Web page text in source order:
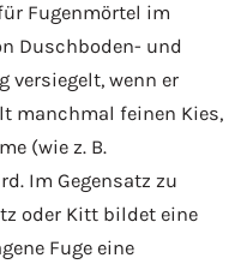
Fugenmörtel im
Duschboden- und
versiegelt, wenn er
manchmal feinen Kies,
(wie z. B.
Im Gegensatz zu
oder Kitt bildet eine
Fuge eine